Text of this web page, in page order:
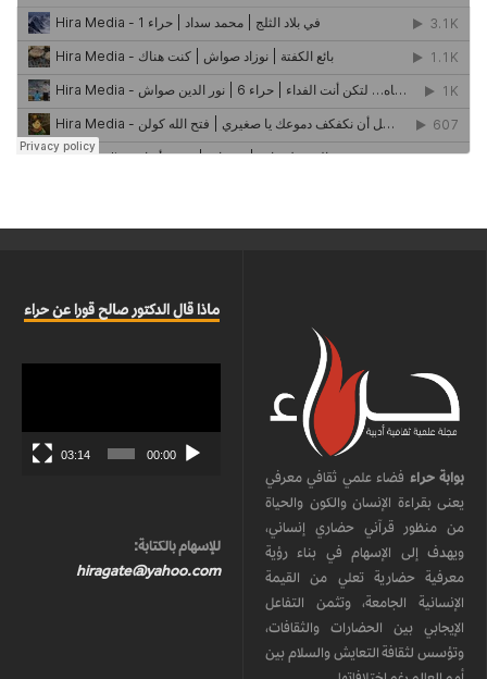
بوابة حراء فضاء علمي ثقافي معرفي
يعنى بقراءة الإنسان والكون والحياة
من منظور قرآني حضاري إنساني،
ويهدف إلى الإسهام في بناء رؤية
معرفية حضارية تعلي من القيمة
الإنسانية الجامعة، وتثمن التفاعل
الإيجابي بين الحضارات والثقافات،
وتؤسس لثقافة التعايش والسلام بين
ماذا قال الدكتور صالح قورا عن حراء
00:00
03:14
للإسهام بالكتابة:
hiragate@yahoo.com